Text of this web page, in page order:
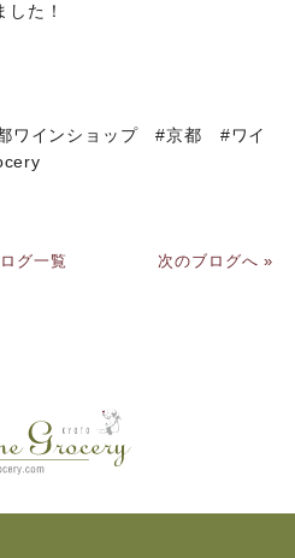
た！
ワインショップ #京都 #ワイ
グ一覧 次のブログへ »